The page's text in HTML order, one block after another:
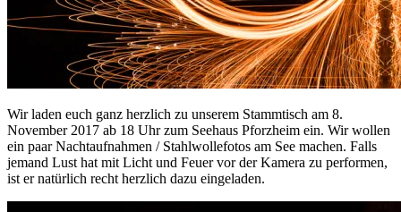
Wir laden euch ganz herzlich zu unserem Stammtisch am 8.
November 2017 ab 18 Uhr zum Seehaus Pforzheim ein. Wir wollen
ein paar Nachtaufnahmen / Stahlwollefotos am See machen. Falls
jemand Lust hat mit Licht und Feuer vor der Kamera zu performen,
ist er natürlich recht herzlich dazu eingeladen.